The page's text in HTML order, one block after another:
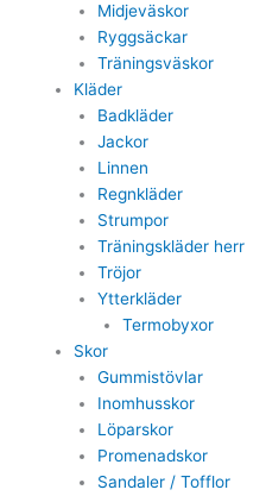
Midjeväskor
Ryggsäckar
Träningsväskor
Kläder
Badkläder
Jackor
Linnen
Regnkläder
Strumpor
Träningskläder herr
Tröjor
Ytterkläder
Termobyxor
Skor
Gummistövlar
Inomhusskor
Löparskor
Promenadskor
Sandaler / Tofflor